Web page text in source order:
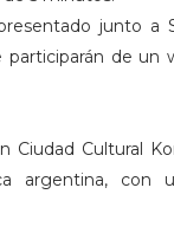
junto a
de un
Ciudad Cultural
argentina, con